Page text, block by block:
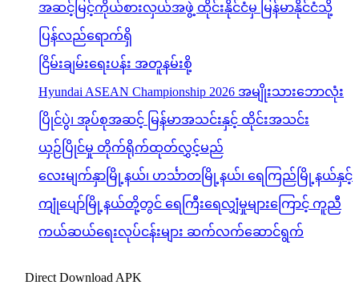
အဆင့်မြင့်ကိုယ်စားလှယ်အဖွဲ့ ထိုင်းနိုင်ငံမှ မြန်မာနိုင်ငံသို့
ပြန်လည်ရောက်ရှိ
ငြိမ်းချမ်းရေးပန်း အတူနမ်းစို့
Hyundai ASEAN Championship 2026 အမျိုးသားဘောလုံး
ပြိုင်ပွဲ၊ အုပ်စုအဆင့် မြန်မာအသင်းနှင့် ထိုင်းအသင်း
ယှဉ်ပြိုင်မှု တိုက်ရိုက်ထုတ်လွှင့်မည်
လေးမျက်နှာမြို့နယ်၊ ဟင်္သာတမြို့နယ်၊ ရေကြည်မြို့နယ်နှင့်
ကျုံပျော်မြို့နယ်တို့တွင် ရေကြီးရေလျှံမှုများကြောင့် ကူညီ
ကယ်ဆယ်ရေးလုပ်ငန်းများ ဆက်လက်ဆောင်ရွက်
Direct Download APK